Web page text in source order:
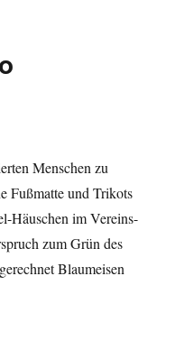
Menschen zu
Fußmatte und Trikots
Häuschen im Vereins-
zum Grün des
Blaumeisen